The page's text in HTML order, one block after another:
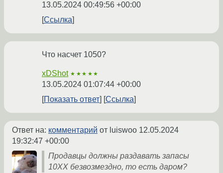
13.05.2024 00:49:56 +00:00
Ссылка
Что насчет 1050?
xDShot ★★★★★
13.05.2024 01:07:44 +00:00
Показать ответ
Ссылка
Ответ на: комментарий от luiswoo 12.05.2024
19:32:47 +00:00
Продавцы должны раздавать запасы
10ХХ безвозмездно, то есть даром?